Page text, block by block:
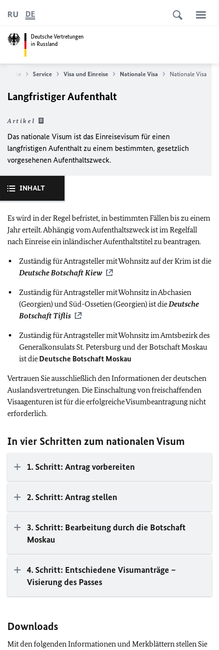
Deutsche Vertretungen
in Russland
RU DE
Service Visa und Einreise Nationale Visa Nationale Visa
Langfristiger Aufenthalt
Artikel
Das nationale Visum ist das Einreisevisum für einen
langfristigen Aufenthalt zu einem bestimmten, gesetzlich
vorgesehenen Aufenthaltszweck.
INHALT
Es wird in der Regel befristet, in bestimmten Fällen bis zu einem
Jahr erteilt. Abhängig vom Aufenthaltszweck ist im Regelfall
nach Einreise ein inländischer Aufenthaltstitel zu beantragen.
Zuständig für Antragsteller mit Wohnsitz auf der Krim ist die
Deutsche Botschaft Kiew
Zuständig für Antragsteller mit Wohnsitz in Abchasien
(Georgien) und Süd-Ossetien (Georgien) ist dieDeutsche
Botschaft Tiflis
Zuständig für Antragsteller mit Wohnsitz im Amtsbezirk des
Generalkonsulats St. Petersburg und der Botschaft Moskau
ist die Deutsche Botschaft Moskau
Vertrauen Sie ausschließlich den Informationen der deutschen
Auslandsvertretungen. Die Einschaltung von freischaffenden
Visaagenturen ist für die erfolgreiche Visumbeantragung nicht
erforderlich.
In vier Schritten zum nationalen Visum
1. Schritt: Antrag vorbereiten
2. Schritt: Antrag stellen
3. Schritt: Bearbeitung durch die Botschaft
Moskau
4. Schritt: Entschiedene Visumanträge –
Visierung des Passes
Downloads
Mit den folgenden Informationen und Merkblättern stellen Sie